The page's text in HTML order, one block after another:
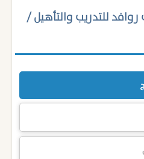
للتدريب والتأهيل /